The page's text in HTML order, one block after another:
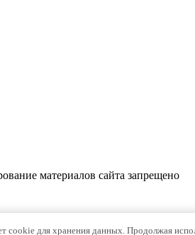
материалов сайта запрещено
cookie для хранения данных. Продолжая